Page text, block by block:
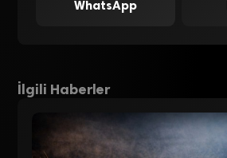
WhatsApp
İlgili Haberler